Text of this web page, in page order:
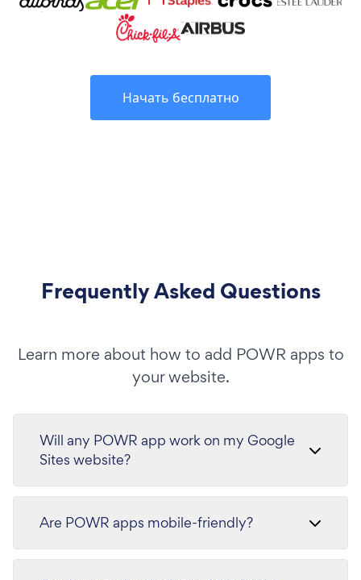
Начать бесплатно
Frequently Asked Questions
Learn more about how to add POWR apps to
your website.
Will any POWR app work on my Google
Sites website?
Are POWR apps mobile-friendly?